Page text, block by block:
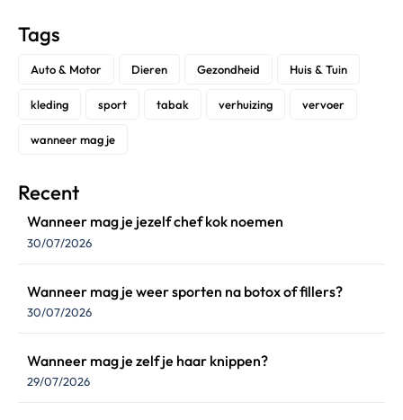
Tags
Auto & Motor Dieren Gezondheid Huis & Tuin
kleding sport tabak verhuizing vervoer
wanneer mag je
Recent
Wanneer mag je jezelf chef kok noemen
30/07/2026
Wanneer mag je weer sporten na botox of fillers?
30/07/2026
Wanneer mag je zelf je haar knippen?
29/07/2026